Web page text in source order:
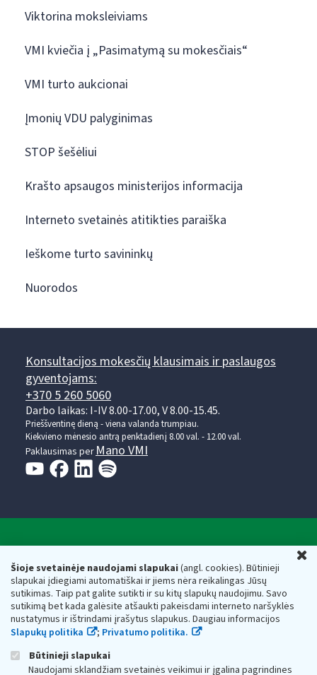
Šioje svetainėje naudojami slapukai(angl. cookies). Būtinieji
slapukai įdiegiami automatiškai ir jiems nėra reikalingas Jūsų
sutikimas. Taip pat galite sutikti ir su kitų slapukų naudojimu. Savo
sutikimą bet kada galėsite atšaukti pakeisdami interneto naršyklės
nustatymus ir ištrindami įrašytus slapukus. Daugiau informacijos
Slapukų politika
; Privatumo politika.
Būtinieji slapukai
Naudojami sklandžiam svetainės veikimui ir įgalina pagrindines
Viktorina moksleiviams
VMI kviečia į „Pasimatymą su mokesčiais“
VMI turto aukcionai
Įmonių VDU palyginimas
STOP šešėliui
Krašto apsaugos ministerijos informacija
Interneto svetainės atitikties paraiška
Ieškome turto savininkų
Nuorodos
Konsultacijos mokesčių klausimais ir paslaugos
gyventojams:
+370 5 260 5060
Darbo laikas: I-IV 8.00-17.00, V 8.00-15.45.
Prieššventinę dieną - viena valanda trumpiau.
Kiekvieno mėnesio antrą penktadienį 8.00 val. - 12.00 val.
Paklausimas per Mano VMI
Respublikos finansų ministerijos
Biudžetinė įstaiga. Juridinio asmens kodas — 188659752,
adresas: Vasario 16-osios g. 14, 01107 Vilnius, Lietuva, el.paštas:
vmi@vmi.lt, E. pristatymo dėžutės adresas 188659752
Duomenys apie Valstybinę mokesčių inspekciją prie Lietuvos
Respublikos finansų ministerijos kaupiami ir saugomi Juridinių